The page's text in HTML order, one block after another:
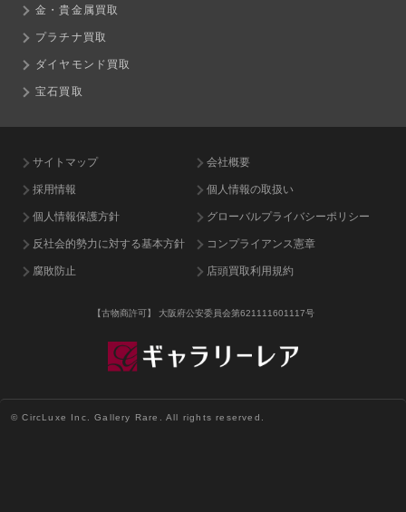
金・貴金属買取
プラチナ買取
ダイヤモンド買取
宝石買取
サイトマップ 会社概要
採用情報 個人情報の取扱い
個人情報保護方針 グローバルプライバシーポリシー
反社会的勢力に対する基本方針 コンプライアンス憲章
腐敗防止 店頭買取利用規約
【古物商許可】 大阪府公安委員会第621111601117号
© CircLuxe Inc. Gallery Rare. All rights reserved.